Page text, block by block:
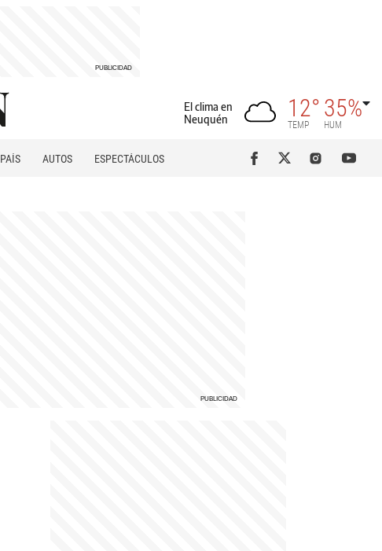
El clima en
Neuquén
12°
TEMP
35%
HUM
PAÍS AUTOS
ESPECTÁCULOS